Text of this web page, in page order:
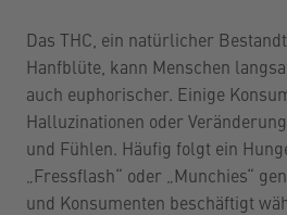
Das THC, ein natürlicher
Hanfblüte, kann Menschen
auch euphorischer. Einige
Halluzinationen oder
und Fühlen. Häufig folgt ein
„Fressflash“ oder „Munchies“
und Konsumenten beschäftigt